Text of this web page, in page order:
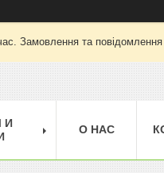
Замовлення та
И
О НАС